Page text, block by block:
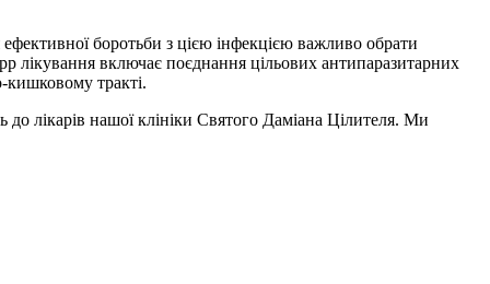
боротьби з цією інфекцією важливо обрати
лікування включає поєднання цільових антипаразитарних
кишковому тракті.
лікарів нашої клініки Святого Даміана Цілителя. Ми